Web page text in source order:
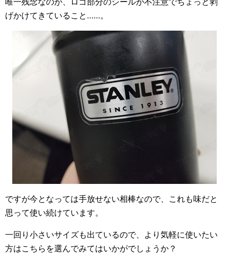
げかけてきていること……。
ですが今となっては手放せない相棒なので、これも味だと
思って使い続けています。
一回り小さいサイズも出ているので、より気軽に使いたい
方はこちらを選んでみてはいかがでしょうか？